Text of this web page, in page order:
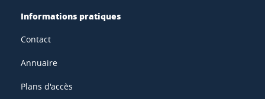
Informations pratiques
Contact
Annuaire
Plans d'accès